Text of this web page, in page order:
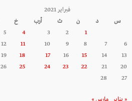
فبراير 2021
س
د ن ث أرب خ
1
2
3
4
5
6
7
8
9
10
11
12
13
14
15
16
17
18
19
20
21
22
23
24
25
26
27
28
« يناير مارس »